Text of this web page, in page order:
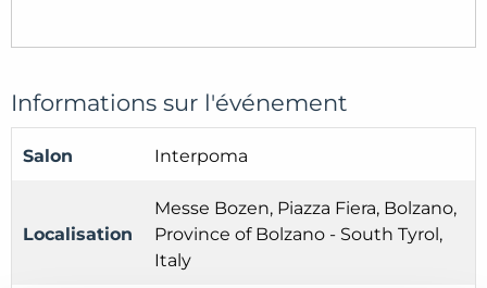
Informations sur l'événement
Salon Interpoma
Localisation
Messe Bozen, Piazza Fiera, Bolzano,
Province of Bolzano - South Tyrol,
Italy